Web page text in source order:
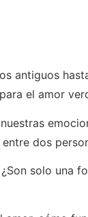
antiguos
el amor
dos
solo una